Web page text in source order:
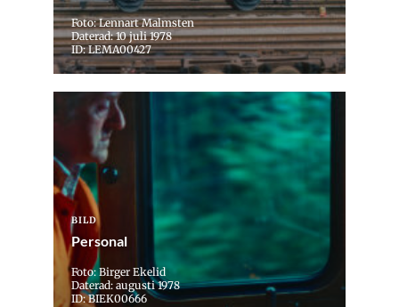
Foto: Lennart Malmsten
Daterad: 10 juli 1978
ID: LEMA00427
BILD
Personal
Foto: Birger Ekelid
Daterad: augusti 1978
ID: BIEK00666